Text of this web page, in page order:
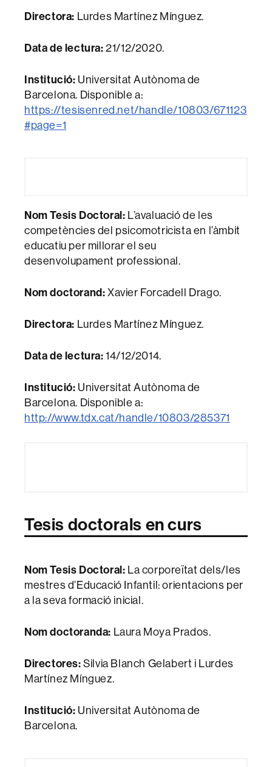
Directora: Lurdes Martínez Mínguez.
Data de lectura: 21/12/2020.
Institució: Universitat Autònoma de
Barcelona. Disponible a:
https://tesisenred.net/handle/10803/671123
#page=1
Nom Tesis Doctoral: L’avaluació de les
competències del psicomotricista en l’àmbit
educatiu per millorar el seu
desenvolupament professional.
Nom doctorand: Xavier Forcadell Drago.
Directora: Lurdes Martínez Mínguez.
Data de lectura: 14/12/2014.
Institució: Universitat Autònoma de
Barcelona. Disponible a:
http://www.tdx.cat/handle/10803/285371
Tesis doctorals en curs
Nom Tesis Doctoral: La corporeïtat dels/les
mestres d’Educació Infantil: orientacions per
a la seva formació inicial.
Nom doctoranda: Laura Moya Prados.
Directores: Silvia Blanch Gelabert i Lurdes
Martínez Mínguez.
Institució: Universitat Autònoma de
Barcelona.